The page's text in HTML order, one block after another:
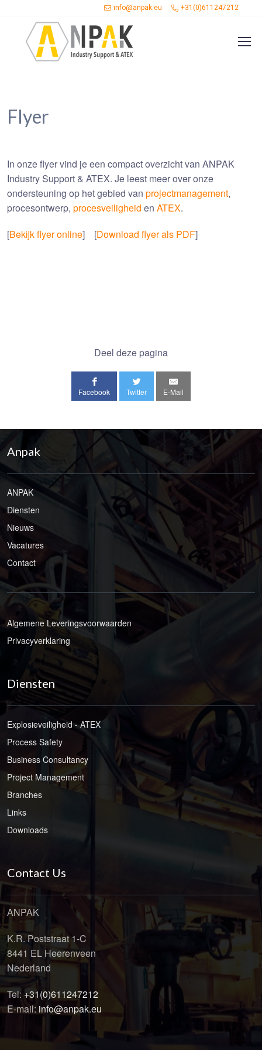
info@anpak.eu +31(0)611247212
Flyer
In onze flyer vind je een compact overzicht van ANPAK
Industry Support & ATEX. Je leest meer over onze
ondersteuning op het gebied van projectmanagement,
procesontwerp, procesveiligheid en ATEX.
[Bekijk flyer online] [Download flyer als PDF]
Deel deze pagina
Facebook Twitter E-Mail
Anpak
ANPAK
Diensten
Nieuws
Vacatures
Contact
Algemene Leveringsvoorwaarden
Privacyverklaring
Diensten
Explosieveiligheid - ATEX
Process Safety
Business Consultancy
Project Management
Branches
Links
Downloads
Contact Us
ANPAK
K.R. Poststraat 1-C
8441 EL Heerenveen
Nederland
Tel: +31(0)611247212
E-mail: info@anpak.eu